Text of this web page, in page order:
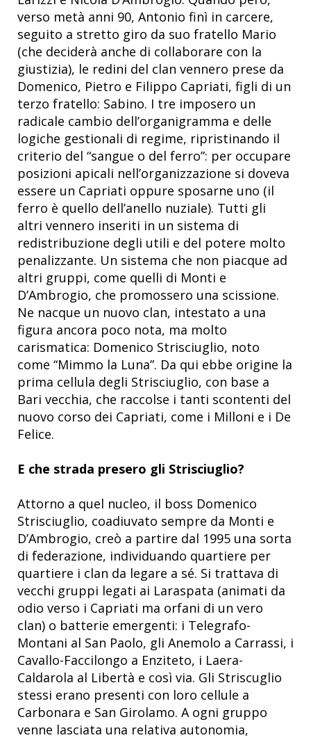
verso metà anni 90, Antonio finì in carcere,
seguito a stretto giro da suo fratello Mario
(che deciderà anche di collaborare con la
giustizia), le redini del clan vennero prese da
Domenico, Pietro e Filippo Capriati, figli di un
terzo fratello: Sabino. I tre imposero un
radicale cambio dell’organigramma e delle
logiche gestionali di regime, ripristinando il
criterio del “sangue o del ferro”: per occupare
posizioni apicali nell’organizzazione si doveva
essere un Capriati oppure sposarne uno (il
ferro è quello dell’anello nuziale). Tutti gli
altri vennero inseriti in un sistema di
redistribuzione degli utili e del potere molto
penalizzante. Un sistema che non piacque ad
altri gruppi, come quelli di Monti e
D’Ambrogio, che promossero una scissione.
Ne nacque un nuovo clan, intestato a una
figura ancora poco nota, ma molto
carismatica: Domenico Strisciuglio, noto
come “Mimmo la Luna”. Da qui ebbe origine la
prima cellula degli Strisciuglio, con base a
Bari vecchia, che raccolse i tanti scontenti del
nuovo corso dei Capriati, come i Milloni e i De
Felice.
E che strada presero gli Strisciuglio?
Attorno a quel nucleo, il boss Domenico
Strisciuglio, coadiuvato sempre da Monti e
D’Ambrogio, creò a partire dal 1995 una sorta
di federazione, individuando quartiere per
quartiere i clan da legare a sé. Si trattava di
vecchi gruppi legati ai Laraspata (animati da
odio verso i Capriati ma orfani di un vero
clan) o batterie emergenti: i Telegrafo-
Montani al San Paolo, gli Anemolo a Carrassi, i
Cavallo-Faccilongo a Enziteto, i Laera-
Caldarola al Libertà e così via. Gli Striscuglio
stessi erano presenti con loro cellule a
Carbonara e San Girolamo. A ogni gruppo
venne lasciata una relativa autonomia,